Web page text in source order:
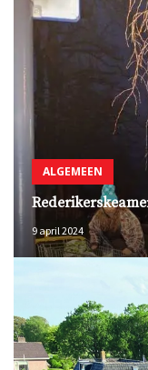
ALGEMEEN
9 april 2024